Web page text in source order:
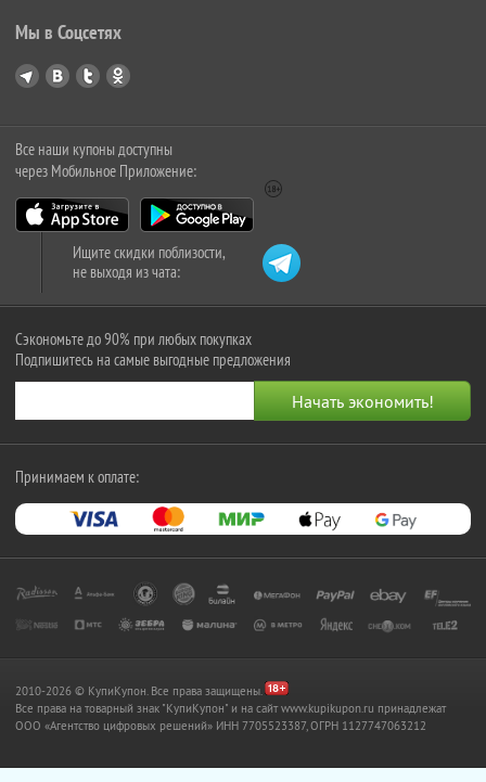
Мы в Соцсетях
Все наши купоны доступны
через Мобильное Приложение:
Ищите скидки поблизости,
не выходя из чата:
Сэкономьте до 90% при любых покупках
Подпишитесь на самые выгодные предложения
Принимаем к оплате:
2010-2026 © КупиКупон. Все права защищены.
Все права на товарный знак "КупиКупон" и на сайт www.kupikupon.ru принадлежат
OOO «Агентство цифровых решений» ИНН 7705523387, ОГРН 1127747063212